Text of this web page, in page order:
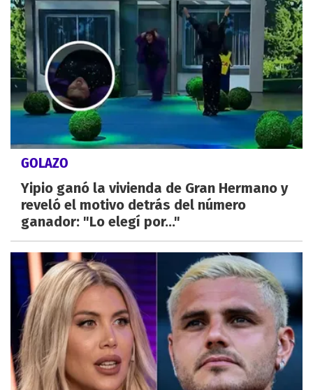
GOLAZO
Yipio ganó la vivienda de Gran Hermano y
reveló el motivo detrás del número
ganador: "Lo elegí por..."